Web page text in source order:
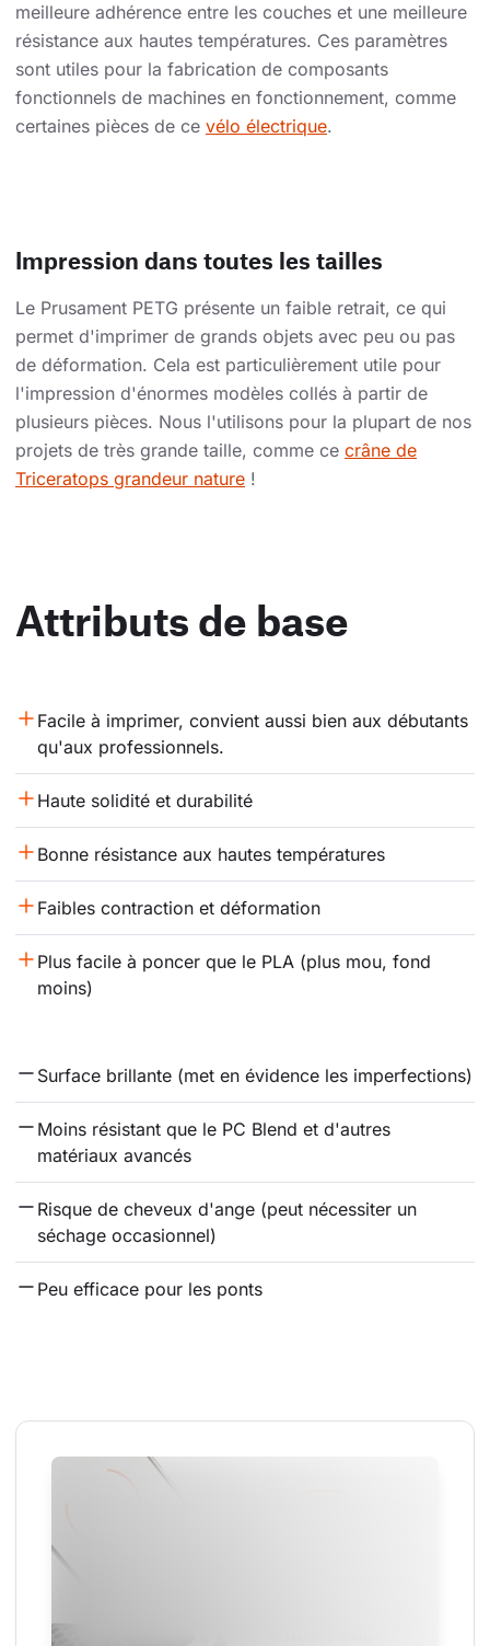
meilleure adhérence entre les couches et une meilleure
résistance aux hautes températures. Ces paramètres
sont utiles pour la fabrication de composants
fonctionnels de machines en fonctionnement, comme
certaines pièces de ce vélo électrique.
Impression dans toutes les tailles
Le Prusament PETG présente un faible retrait, ce qui
permet d'imprimer de grands objets avec peu ou pas
de déformation. Cela est particulièrement utile pour
l'impression d'énormes modèles collés à partir de
plusieurs pièces. Nous l'utilisons pour la plupart de nos
projets de très grande taille, comme ce crâne de
Triceratops grandeur nature !
Attributs de base
Facile à imprimer, convient aussi bien aux débutants
qu'aux professionnels.
Haute solidité et durabilité
Bonne résistance aux hautes températures
Faibles contraction et déformation
Plus facile à poncer que le PLA (plus mou, fond
moins)
Surface brillante (met en évidence les imperfections)
Moins résistant que le PC Blend et d'autres
matériaux avancés
Risque de cheveux d'ange (peut nécessiter un
séchage occasionnel)
Peu efficace pour les ponts